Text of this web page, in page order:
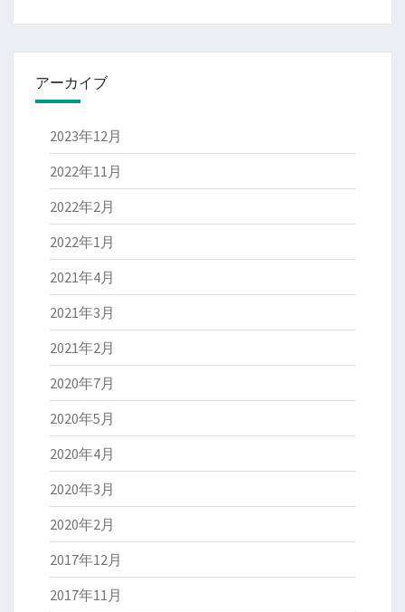
アーカイブ
2023年12月
2022年11月
2022年2月
2022年1月
2021年4月
2021年3月
2021年2月
2020年7月
2020年5月
2020年4月
2020年3月
2020年2月
2017年12月
2017年11月